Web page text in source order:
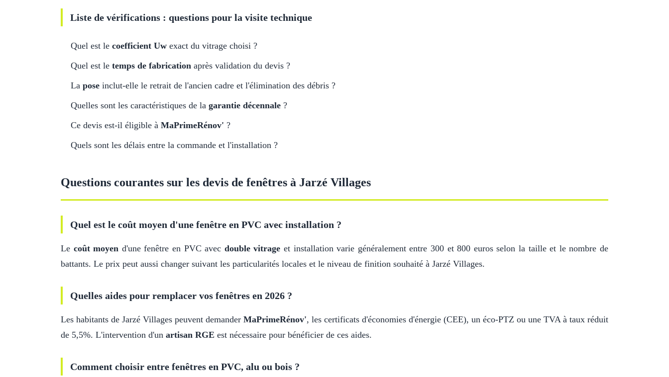
Liste de vérifications : questions pour la visite technique
Quel est le coefficient Uw exact du vitrage choisi ?
Quel est le temps de fabrication après validation du devis ?
La pose inclut-elle le retrait de l'ancien cadre et l'élimination des débris ?
Quelles sont les caractéristiques de la garantie décennale ?
Ce devis est-il éligible à MaPrimeRénov' ?
Quels sont les délais entre la commande et l'installation ?
Questions courantes sur les devis de fenêtres à Jarzé Villages
Quel est le coût moyen d'une fenêtre en PVC avec installation ?
Le coût moyen d'une fenêtre en PVC avec double vitrage et installation varie généralement entre 300 et 800 euros selon la taille et le nombre de
battants. Le prix peut aussi changer suivant les particularités locales et le niveau de finition souhaité à Jarzé Villages.
Quelles aides pour remplacer vos fenêtres en 2026 ?
Les habitants de Jarzé Villages peuvent demander MaPrimeRénov', les certificats d'économies d'énergie (CEE), un éco-PTZ ou une TVA à taux réduit
de 5,5%. L'intervention d'un artisan RGE est nécessaire pour bénéficier de ces aides.
Comment choisir entre fenêtres en PVC, alu ou bois ?